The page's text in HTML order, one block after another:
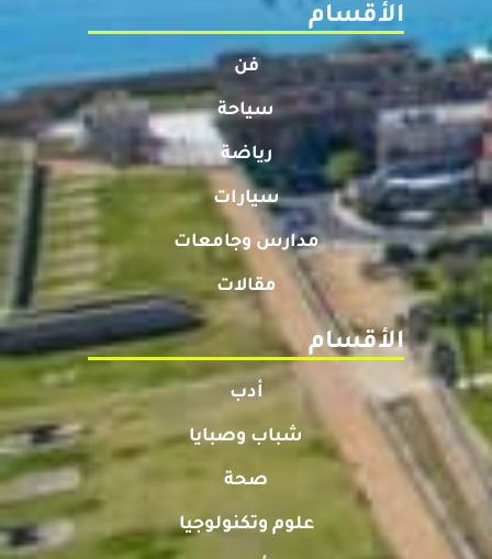
الأقسام
فن
سياحة
رياضة
سيارات
مدارس وجامعات
مقالات
الأقسام
أدب
شباب وصبايا
صحة
علوم وتكنولوجيا